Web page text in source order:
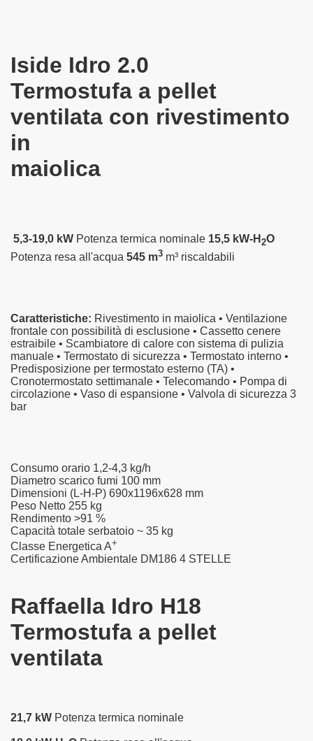
Iside Idro 2.0
Termostufa a pellet
ventilata con rivestimento
in
maiolica
5,3-19,0 kW Potenza termica nominale 15,5 kW-H 2O
Potenza resa all'acqua 545 m3 m³ riscaldabili
Caratteristiche: Rivestimento in maiolica • Ventilazione
frontale con possibilità di esclusione • Cassetto cenere
estraibile • Scambiatore di calore con sistema di pulizia
manuale • Termostato di sicurezza • Termostato interno •
Predisposizione per termostato esterno (TA) •
Cronotermostato settimanale • Telecomando • Pompa di
circolazione • Vaso di espansione • Valvola di sicurezza 3
bar
Consumo orario 1,2-4,3 kg/h
Diametro scarico fumi 100 mm
Dimensioni (L-H-P) 690x1196x628 mm
Peso Netto 255 kg
Rendimento >91 %
Capacità totale serbatoio ~ 35 kg
Classe Energetica A+
Certificazione Ambientale DM186 4 STELLE
Raffaella Idro H18
Termostufa a pellet
ventilata
21,7 kW Potenza termica nominale